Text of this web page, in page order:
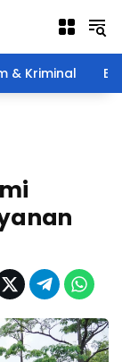
& Kriminal